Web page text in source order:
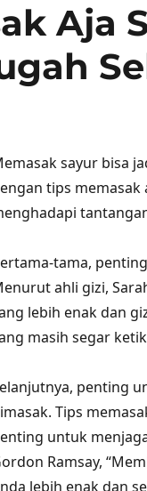
Aja
sayur bisa
tips memasak
tama,
ahli gizi,
lebih enak dan
masih segar
penting
Tips
untuk
Ramsay,
lebih enak dan